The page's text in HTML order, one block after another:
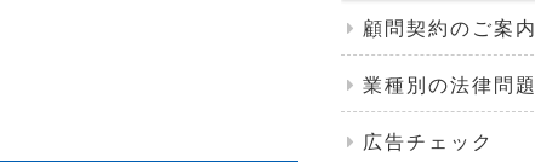
顧問契約のご案内
業種別の法律問題
広告チェック